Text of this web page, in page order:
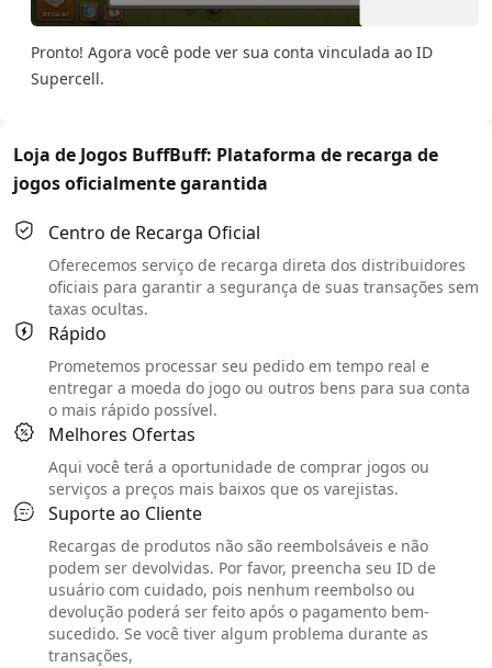
Pronto! Agora você pode ver sua conta vinculada ao ID
Supercell.
Loja de Jogos BuffBuff: Plataforma de recarga de
jogos oficialmente garantida
Centro de Recarga Oficial
Oferecemos serviço de recarga direta dos distribuidores
oficiais para garantir a segurança de suas transações sem
taxas ocultas.
Rápido
Prometemos processar seu pedido em tempo real e
entregar a moeda do jogo ou outros bens para sua conta
o mais rápido possível.
Melhores Ofertas
Aqui você terá a oportunidade de comprar jogos ou
serviços a preços mais baixos que os varejistas.
Suporte ao Cliente
Recargas de produtos não são reembolsáveis e não
podem ser devolvidas. Por favor, preencha seu ID de
usuário com cuidado, pois nenhum reembolso ou
devolução poderá ser feito após o pagamento bem-
sucedido. Se você tiver algum problema durante as
transações,